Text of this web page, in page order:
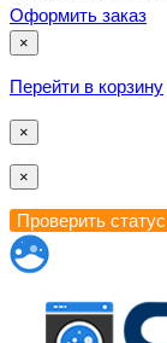
Оформить заказ
×
Перейти в корзину
×
×